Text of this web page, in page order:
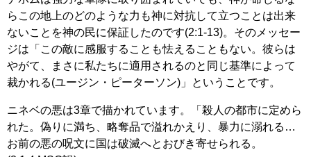
らこの地上のどのような力も神に対抗して立つことは出来
ないことを神の民に保証したのです(2:1-13)。そのメッセー
ジは「この敵に感服することも怯えることもない。彼らは
やがて、まさに私たちに適用されるのと同じ基準によって
裁かれる(ユージン・ピーターソン)」ということです。
ニネベの悪は3章で描かれています。「殺人の都市に定めら
れた。偽りに満ち、略奪品で溢れかえり、暴力に溺れる…
お前の悪の呪文に国は破滅へとおびき寄せられる。